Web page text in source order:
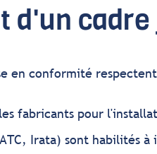
d'un
en conformité
fabricants pour
Irata) sont habilités